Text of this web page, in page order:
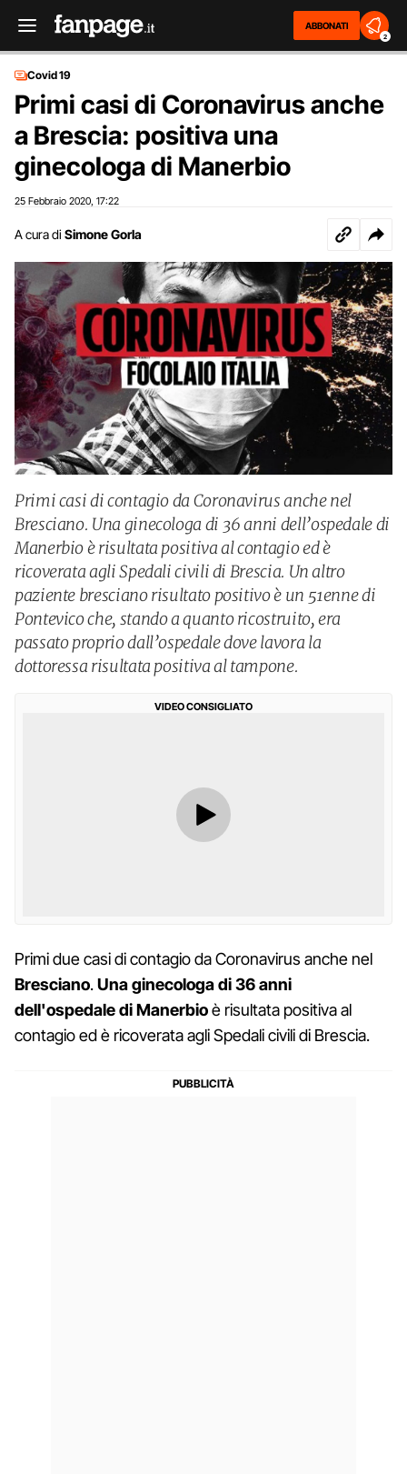
ABBONATI
2
Covid 19
Primi casi di Coronavirus anche
a Brescia: positiva una
ginecologa di Manerbio
25 Febbraio 2020 17:22
A cura di Simone Gorla
Primi casi di contagio da Coronavirus anche nel
Bresciano. Una ginecologa di 36 anni dell’ospedale di
Manerbio è risultata positiva al contagio ed è
ricoverata agli Spedali civili di Brescia. Un altro
paziente bresciano risultato positivo è un 51enne di
Pontevico che, stando a quanto ricostruito, era
passato proprio dall’ospedale dove lavora la
dottoressa risultata positiva al tampone.
VIDEO CONSIGLIATO
Primi due casi di contagio da Coronavirus anche nel
Bresciano.Una ginecologa di 36 anni
dell'ospedale di Manerbioè risultata positiva al
contagio ed è ricoverata agli Spedali civili di Brescia.